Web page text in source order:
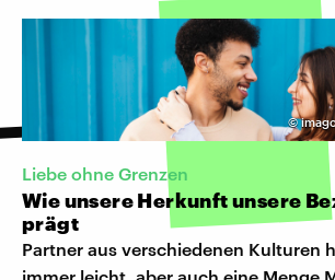
©
Liebe ohne Grenzen
Wie unsere Herkunft unsere
prägt
Partner aus verschiedenen Kulturen